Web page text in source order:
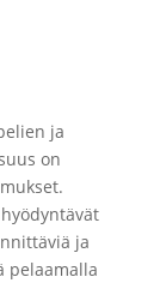
ja
on
ja
pelaamalla